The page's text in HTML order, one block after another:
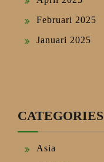
Februari 2025
Januari 2025
CATEGORIES
Asia